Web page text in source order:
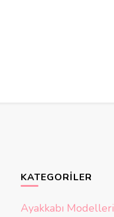
KATEGORILER
Ayakkabı Modelleri